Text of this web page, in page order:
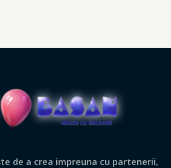
de a crea impreuna cu partenerii,